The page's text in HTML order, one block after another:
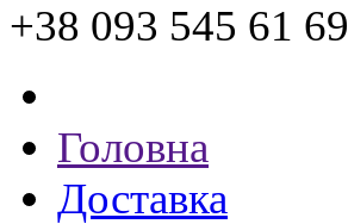
+38 093 545 61 69
Головна
Доставка